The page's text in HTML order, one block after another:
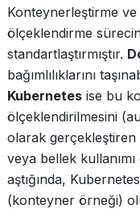
Konteynerleştirme
ölçeklendirme
standartlaştırmıştır.
bağımlılıklarını
Kubernetes ise bu
ölçeklendirilmesini
olarak
veya bellek
aştığında,
(konteyner örneği)